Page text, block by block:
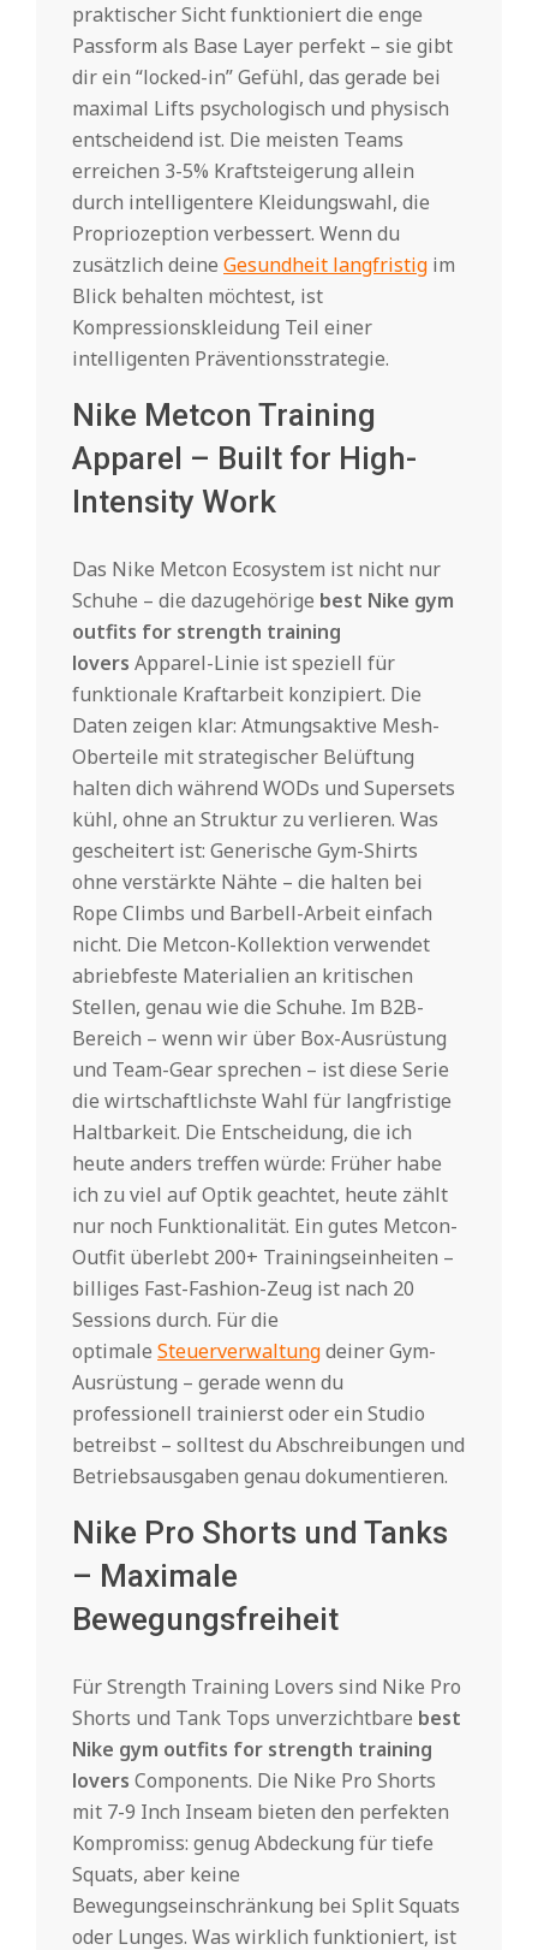
praktischer Sicht funktioniert die enge
Passform als Base Layer perfekt – sie gibt
dir ein “locked-in” Gefühl, das gerade bei
maximal Lifts psychologisch und physisch
entscheidend ist. Die meisten Teams
erreichen 3-5% Kraftsteigerung allein
durch intelligentere Kleidungswahl, die
Propriozeption verbessert. Wenn du
zusätzlich deine Gesundheit langfristig im
Blick behalten möchtest, ist
Kompressionskleidung Teil einer
intelligenten Präventionsstrategie.
Nike Metcon Training
Apparel – Built for High-
Intensity Work
Das Nike Metcon Ecosystem ist nicht nur
Schuhe – die dazugehörige best Nike gym
outfits for strength training
lovers Apparel-Linie ist speziell für
funktionale Kraftarbeit konzipiert. Die
Daten zeigen klar: Atmungsaktive Mesh-
Oberteile mit strategischer Belüftung
halten dich während WODs und Supersets
kühl, ohne an Struktur zu verlieren. Was
gescheitert ist: Generische Gym-Shirts
ohne verstärkte Nähte – die halten bei
Rope Climbs und Barbell-Arbeit einfach
nicht. Die Metcon-Kollektion verwendet
abriebfeste Materialien an kritischen
Stellen, genau wie die Schuhe. Im B2B-
Bereich – wenn wir über Box-Ausrüstung
und Team-Gear sprechen – ist diese Serie
die wirtschaftlichste Wahl für langfristige
Haltbarkeit. Die Entscheidung, die ich
heute anders treffen würde: Früher habe
ich zu viel auf Optik geachtet, heute zählt
nur noch Funktionalität. Ein gutes Metcon-
Outfit überlebt 200+ Trainingseinheiten –
billiges Fast-Fashion-Zeug ist nach 20
Sessions durch. Für die
optimale Steuerverwaltungdeiner Gym-
Ausrüstung – gerade wenn du
professionell trainierst oder ein Studio
betreibst – solltest du Abschreibungen und
Betriebsausgaben genau dokumentieren.
Nike Pro Shorts und Tanks
– Maximale
Bewegungsfreiheit
Für Strength Training Lovers sind Nike Pro
Shorts und Tank Tops unverzichtbare best
Nike gym outfits for strength training
lovers Components. Die Nike Pro Shorts
mit 7-9 Inch Inseam bieten den perfekten
Kompromiss: genug Abdeckung für tiefe
Squats, aber keine
Bewegungseinschränkung bei Split Squats
oder Lunges. Was wirklich funktioniert, ist